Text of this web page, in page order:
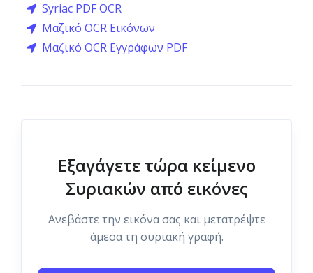
Syriac PDF OCR
Μαζικό OCR Εικόνων
Μαζικό OCR Εγγράφων PDF
Εξαγάγετε τώρα κείμενο
Συριακών από εικόνες
Ανεβάστε την εικόνα σας και μετατρέψτε
άμεσα τη συριακή γραφή.